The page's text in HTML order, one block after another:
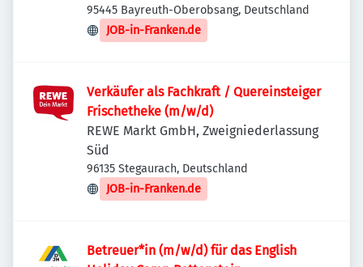
95445 Bayreuth-Oberobsang, Deutschland
JOB-in-Franken.de
Verkäufer als Fachkraft / Quereinsteiger
Frischetheke (m/w/d)
REWE Markt GmbH, Zweigniederlassung
Süd
96135 Stegaurach, Deutschland
JOB-in-Franken.de
Betreuer*in (m/w/d) für das English